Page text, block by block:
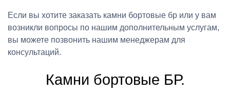
Если вы хотите заказать камни бортовые бр или у вам
возникли вопросы по нашим дополнительным услугам,
вы можете позвонить нашим менеджерам для
консультаций.
Камни бортовые БР.